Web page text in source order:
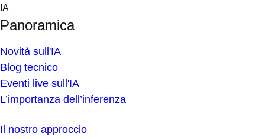
Skip
content
IA
Panoramica
Novità sull'IA
Blog tecnico
Eventi live sull'IA
L’importanza dell’inferenza
Il nostro approccio